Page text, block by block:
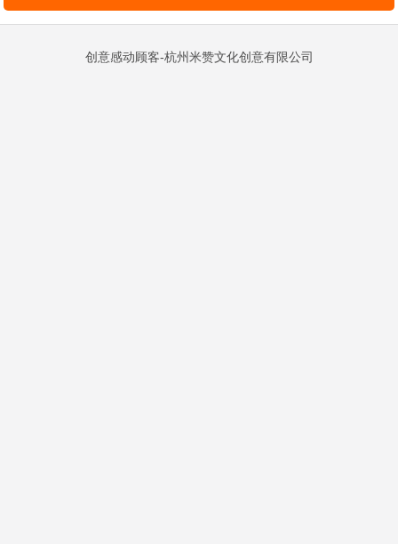
创意感动顾客-杭州米赞文化创意有限公司